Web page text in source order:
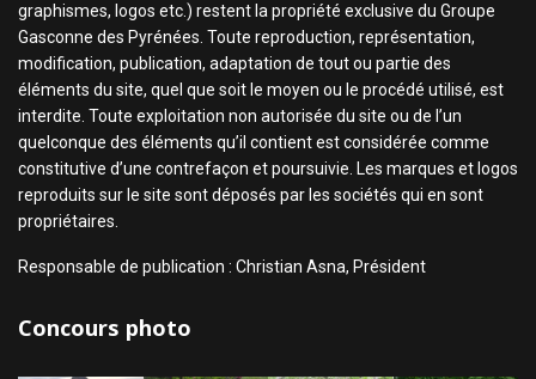
graphismes, logos etc.) restent la propriété exclusive du Groupe
Gasconne des Pyrénées. Toute reproduction, représentation,
modification, publication, adaptation de tout ou partie des
éléments du site, quel que soit le moyen ou le procédé utilisé, est
interdite. Toute exploitation non autorisée du site ou de l’un
quelconque des éléments qu’il contient est considérée comme
constitutive d’une contrefaçon et poursuivie. Les marques et logos
reproduits sur le site sont déposés par les sociétés qui en sont
propriétaires.
Responsable de publication : Christian Asna, Président
Concours photo